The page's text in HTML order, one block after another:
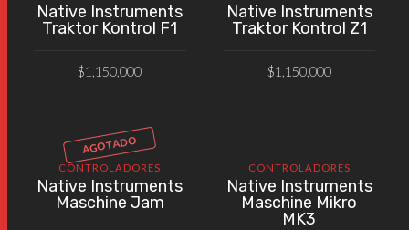
Native Instruments
Traktor Kontrol F1
$1,150,000
Native Instruments
Traktor Kontrol Z1
$1,150,000
AGOTADO
CONTROLADORES
Native Instruments
Maschine Jam
CONTROLADORES
Native Instruments
Maschine Mikro
MK3